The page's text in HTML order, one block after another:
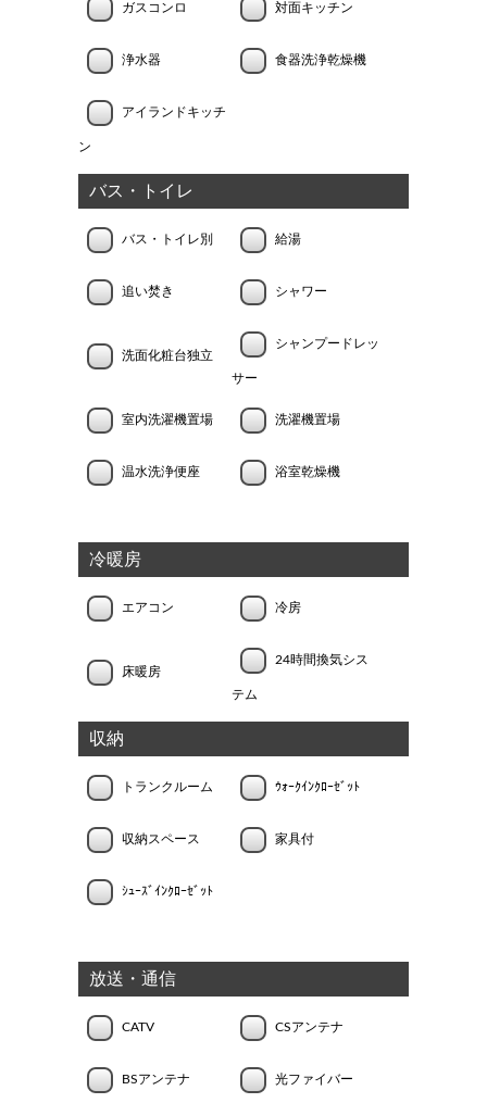
ガスコンロ 対面キッチン
浄水器 食器洗浄乾燥機
アイランドキッチ
ン
バス・トイレ
バス・トイレ別 給湯
追い焚き シャワー
洗面化粧台独立
シャンプードレッ
サー
室内洗濯機置場 洗濯機置場
温水洗浄便座 浴室乾燥機
冷暖房
エアコン 冷房
床暖房
24時間換気シス
テム
収納
トランクルーム ｳｫｰｸｲﾝｸﾛｰｾﾞｯﾄ
収納スペース 家具付
ｼｭｰｽﾞｲﾝｸﾛｰｾﾞｯﾄ
放送・通信
CATV CSアンテナ
BSアンテナ 光ファイバー